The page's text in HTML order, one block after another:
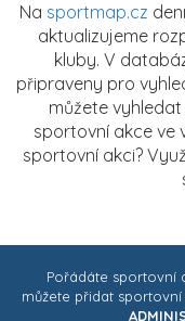
Na sportmap.cz
aktualizujeme
kluby. V
připraveny pro
můžete
sportovní akce ve
sportovní akci?
Pořádáte sportovní
můžete přidat sportovní